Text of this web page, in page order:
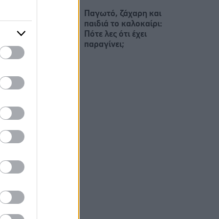
Παγωτό, ζάχαρη και
παιδιά το καλοκαίρι:
Πότε λες ότι έχει
παραγίνει;